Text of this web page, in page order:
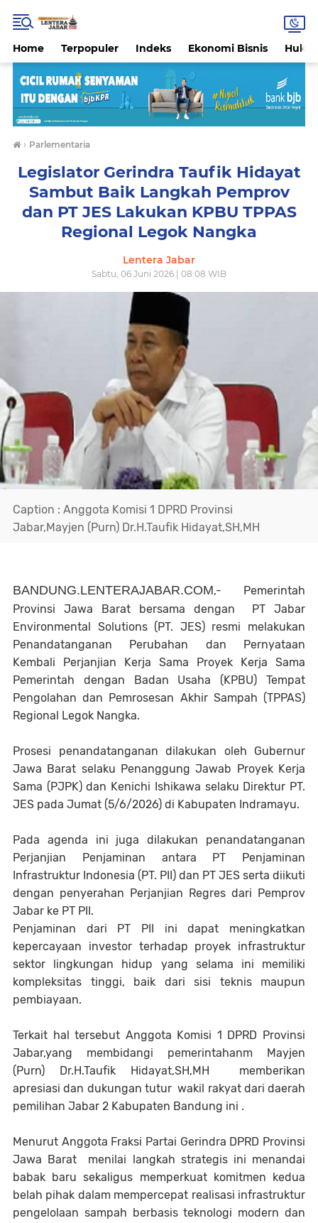
Home Terpopuler Indeks Ekonomi Bisnis
› Parlementaria
Legislator Gerindra Taufik Hidayat
Sambut Baik Langkah Pemprov
dan PT JES Lakukan KPBU TPPAS
Regional Legok Nangka
Lentera Jabar
Sabtu, 06 Juni 2026 | 08:08 WIB
Caption : Anggota Komisi 1 DPRD Provinsi
Jabar,Mayjen (Purn) Dr.H.Taufik Hidayat,SH,MH
BANDUNG.LENTERAJABAR.COM,- Pemerintah
Provinsi Jawa Barat bersama dengan PT Jabar
Environmental Solutions (PT. JES) resmi melakukan
Penandatanganan Perubahan dan Pernyataan
Kembali Perjanjian Kerja Sama Proyek Kerja Sama
Pemerintah dengan Badan Usaha (KPBU) Tempat
Pengolahan dan Pemrosesan Akhir Sampah (TPPAS)
Regional Legok Nangka.
Prosesi penandatanganan dilakukan oleh Gubernur
Jawa Barat selaku Penanggung Jawab Proyek Kerja
Sama (PJPK) dan Kenichi Ishikawa selaku Direktur PT.
JES pada Jumat (5/6/2026) di Kabupaten Indramayu.
Pada agenda ini juga dilakukan penandatanganan
Perjanjian Penjaminan antara PT Penjaminan
Infrastruktur Indonesia (PT. PII) dan PT JES serta diikuti
dengan penyerahan Perjanjian Regres dari Pemprov
Jabar ke PT PII.
Penjaminan dari PT PII ini dapat meningkatkan
kepercayaan investor terhadap proyek infrastruktur
sektor lingkungan hidup yang selama ini memiliki
kompleksitas tinggi, baik dari sisi teknis maupun
pembiayaan.
Terkait hal tersebut Anggota Komisi 1 DPRD Provinsi
Jabar,yang membidangi pemerintahanm Mayjen
(Purn) Dr.H.Taufik Hidayat,SH,MH memberikan
apresiasi dan dukungan tutur wakil rakyat dari daerah
pemilihan Jabar 2 Kabupaten Bandung ini .
Menurut Anggota Fraksi Partai Gerindra DPRD Provinsi
Jawa Barat menilai langkah strategis ini menandai
babak baru sekaligus memperkuat komitmen kedua
belah pihak dalam mempercepat realisasi infrastruktur
pengelolaan sampah berbasis teknologi modern dan